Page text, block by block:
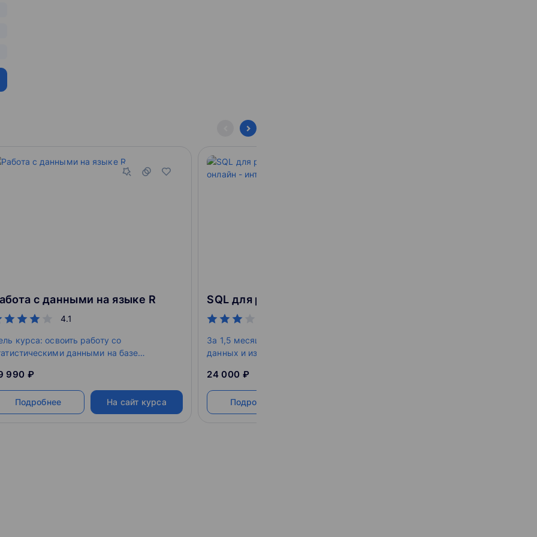
с данными на языке R
4.1
курса: освоить работу со
данными на базе
и среды разработки RStudio.
990 ₽
Подробнее На сайт курса
За 1,5 месяца вы научитесь создавать базы
данных и изучите язык запросов SQL. Вы
обрабатывать и анализировать данные,
управлять базами данных в СУБД
PostgreSQL, а также применять SQL для
решения бизнес - задач.
24 000 ₽
Подробнее